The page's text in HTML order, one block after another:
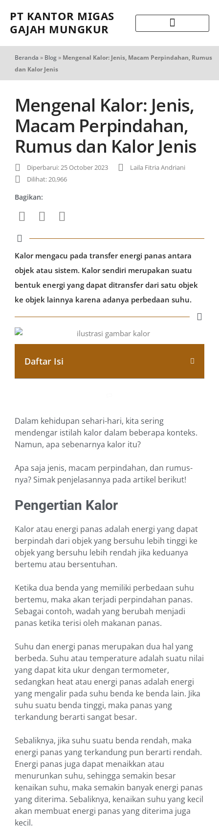
PT KANTOR MIGAS
GAJAH MUNGKUR
Beranda » Blog» Mengenal Kalor: Jenis, Macam Perpindahan, Rumus
dan Kalor Jenis
Mengenal Kalor: Jenis,
Macam Perpindahan,
Rumus dan Kalor Jenis
Diperbarui: 25 October 2023
Laila Fitria Andriani
Dilihat: 20,966
Bagikan:
Kalor mengacu pada transfer energi panas antara
objek atau sistem. Kalor sendiri merupakan suatu
bentuk energi yang dapat ditransfer dari satu objek
ke objek lainnya karena adanya perbedaan suhu.
Daftar Isi
Dalam kehidupan sehari-hari, kita sering
mendengar istilah kalor dalam beberapa konteks.
Namun, apa sebenarnya kalor itu?
Apa saja jenis, macam perpindahan, dan rumus-
nya? Simak penjelasannya pada artikel berikut!
Pengertian Kalor
Kalor atau energi panas adalah energi yang dapat
berpindah dari objek yang bersuhu lebih tinggi ke
objek yang bersuhu lebih rendah jika keduanya
bertemu atau bersentuhan.
Ketika dua benda yang memiliki perbedaan suhu
bertemu, maka akan terjadi perpindahan panas.
Sebagai contoh, wadah yang berubah menjadi
panas ketika terisi oleh makanan panas.
Suhu dan energi panas merupakan dua hal yang
berbeda. Suhu atau temperature adalah suatu nilai
yang dapat kita ukur dengan termometer,
sedangkan heat atau energi panas adalah energi
yang mengalir pada suhu benda ke benda lain. Jika
suhu suatu benda tinggi, maka panas yang
terkandung berarti sangat besar.
Sebaliknya, jika suhu suatu benda rendah, maka
energi panas yang terkandung pun berarti rendah.
Energi panas juga dapat menaikkan atau
menurunkan suhu, sehingga semakin besar
kenaikan suhu, maka semakin banyak energi panas
yang diterima. Sebaliknya, kenaikan suhu yang kecil
akan membuat energi panas yang diterima juga
kecil.